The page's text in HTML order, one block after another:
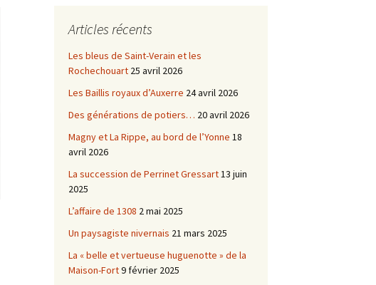
Châtellenie d’Etais
Châtellenies de Corvol et
Billy
Châtellenie de Chatel-
Articles récents
Les bleus de Saint-Verain et les
Rochechouart 25 avril 2026
Les Baillis royaux d’Auxerre 24 avril 2026
Des générations de potiers… 20 avril 2026
Magny et La Rippe, au bord de l’Yonne 18
avril 2026
La succession de Perrinet Gressart13 juin
2025
L’affaire de 1308 2 mai 2025
Un paysagiste nivernais 21 mars 2025
La « belle et vertueuse huguenotte » de la
Maison-Fort9 février 2025